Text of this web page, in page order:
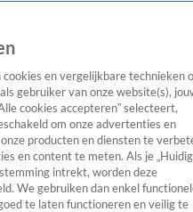
TV Algemeen
Tip
en vergelijkbare technieken
gebruiker van onze website(s),
cookies accepteren” selecteert,
om onze advertenties en
producten en diensten te
en content te meten. Als je
intrekt, worden deze
We gebruiken dan enkel
te laten functioneren en veilig te